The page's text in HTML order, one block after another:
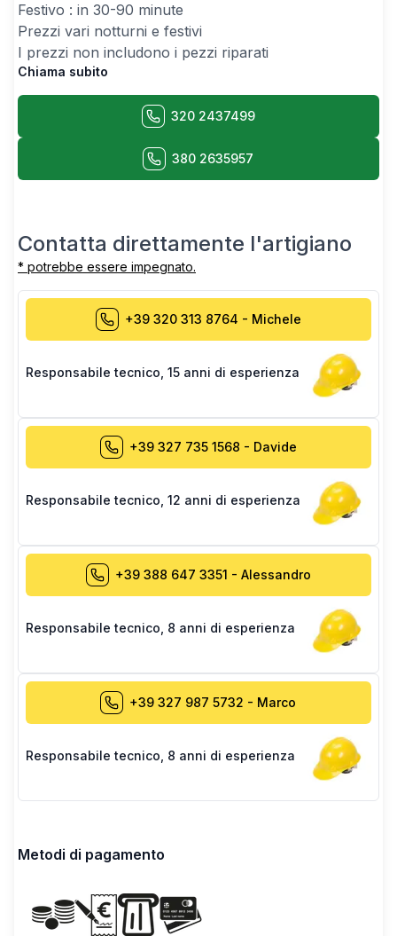
Festivo : in 30-90 minute
Prezzi vari notturni e festivi
I prezzi non includono i pezzi riparati
Chiama subito
320 2437499
380 2635957
Contatta direttamente l'artigiano
* potrebbe essere impegnato.
+39 320 313 8764 - Michele
Responsabile tecnico 15 anni di esperienza
+39 327 735 1568 - Davide
Responsabile tecnico 12 anni di esperienza
+39 388 647 3351 - Alessandro
Responsabile tecnico 8 anni di esperienza
+39 327 987 5732 - Marco
Responsabile tecnico 8 anni di esperienza
Metodi di pagamento